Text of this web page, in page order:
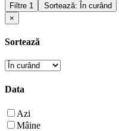
Filtre 1
Sortează: În curând
×
Sortează
Data
Azi
Mâine